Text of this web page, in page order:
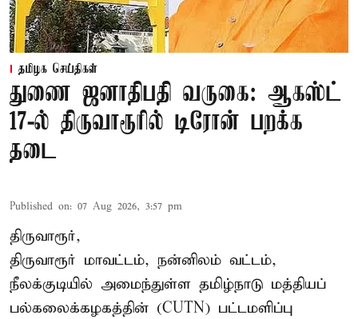
தமிழக செய்திகள்
துணை ஜனாதிபதி வருகை: ஆகஸ்ட்
17-ல் திருவாரூரில் டிரோன் பறக்க
தடை
Published on: 07 Aug 2026, 3:57 pm
திருவாரூர்,
திருவாரூர் மாவட்டம், நன்னிலம் வட்டம்,
நீலக்குடியில் அமைந்துள்ள தமிழ்நாடு மத்தியப்
பல்கலைக்கழகத்தின் (CUTN) பட்டமளிப்பு